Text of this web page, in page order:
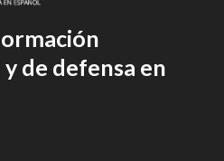
de defensa en